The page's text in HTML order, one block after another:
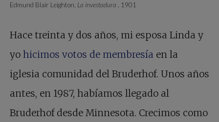
Edmund Blair Leighton, La investadura , 1901
Hace treinta y dos años, mi esposa Linda y
yo hicimos votos de membresía en la
iglesia comunidad del Bruderhof. Unos años
antes, en 1987, habíamos llegado al
Bruderhof desde Minnesota. Crecimos como